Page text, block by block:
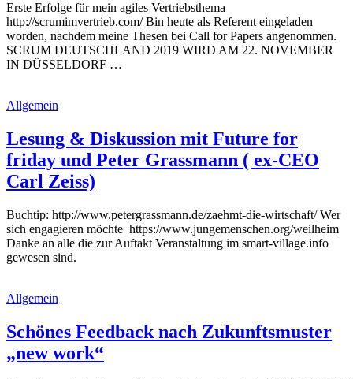
Erste Erfolge für mein agiles Vertriebsthema
http://scrumimvertrieb.com/ Bin heute als Referent eingeladen
worden, nachdem meine Thesen bei Call for Papers angenommen.
SCRUM DEUTSCHLAND 2019 WIRD AM 22. NOVEMBER
IN DÜSSELDORF …
Allgemein
Lesung & Diskussion mit Future for
friday und Peter Grassmann ( ex-CEO
Carl Zeiss)
Buchtip: http://www.petergrassmann.de/zaehmt-die-wirtschaft/ Wer
sich engagieren möchte https://www.jungemenschen.org/weilheim
Danke an alle die zur Auftakt Veranstaltung im smart-village.info
gewesen sind.
Allgemein
Schönes Feedback nach Zukunftsmuster
„new work“